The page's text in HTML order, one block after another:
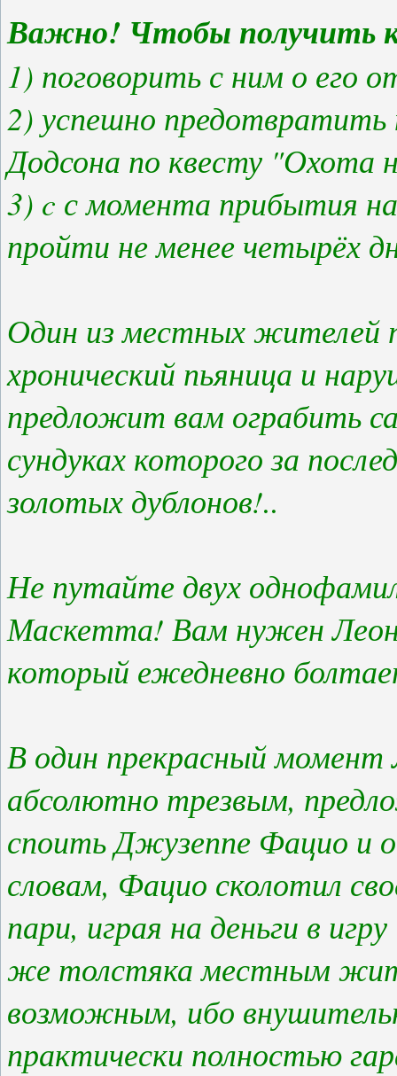
Важно! Чтобы получить
1) поговорить с ним о его
2) успешно
Додсона по квесту "Охота
3) c с момента прибытия
пройти не менее четырёх
Один из местных жителей
хронический пьяница и
предложит вам ограбить
сундуках которого за
золотых дублонов!..
Не путайте двух
Маскетта! Вам нужен
который ежедневно
В один прекрасный
абсолютно трезвым,
споить Джузеппе Фацио и
словам, Фацио сколотил
пари, играя на деньги в
же толстяка местным
возможным, ибо
практически полностью